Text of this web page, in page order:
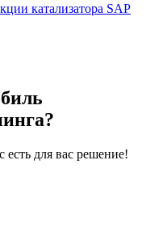
катализатора SAP
для вас решение!